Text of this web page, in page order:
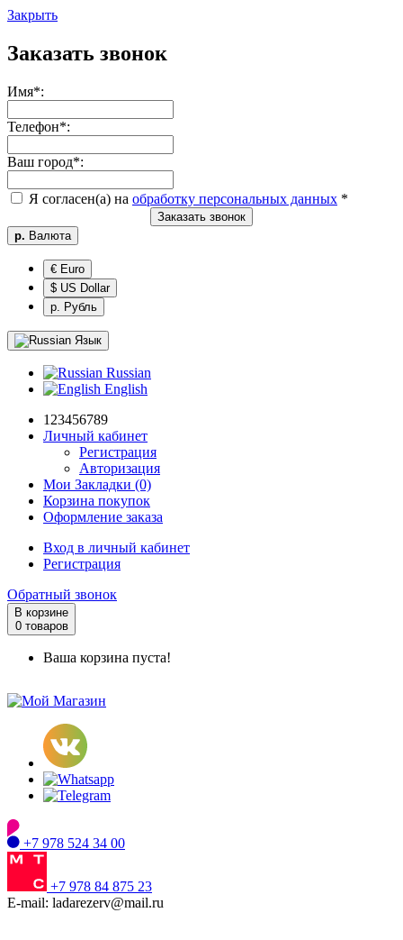
Закрыть
Заказать звонок
Имя*:
Телефон*:
Ваш город*:
Я согласен(а) на обработку персональных данных *
Заказать звонок
р. Валюта
€ Euro
$ US Dollar
р. Рубль
Язык
Russian
English
123456789
Личный кабинет
Регистрация
Авторизация
Мои Закладки (0)
Корзина покупок
Оформление заказа
Вход в личный кабинет
Регистрация
Обратный звонок
В корзине
0 товаров
Ваша корзина пуста!
+7 978 524 34 00
+7 978 84 875 23
E-mail: ladarezerv@mail.ru